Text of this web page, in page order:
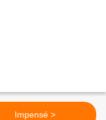
Impensé >